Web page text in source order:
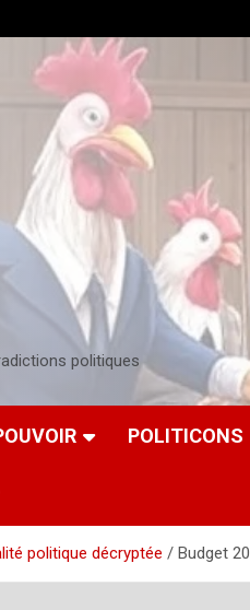
politiques
POLITICONS
politique décryptée Budget